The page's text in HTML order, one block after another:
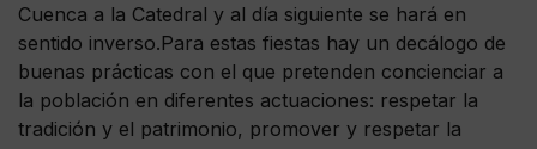
Cuenca a la Catedral y al día siguiente se hará en
sentido inverso.Para estas fiestas hay un decálogo de
buenas prácticas con el que pretenden concienciar a
la población en diferentes actuaciones: respetar la
tradición y el patrimonio, promover y respetar la